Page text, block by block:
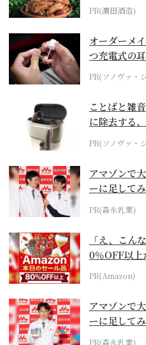
PR(濵田酒造)
オーダーメ
つ充電式の
PR(ソノヴァ・
ことばと雑
に除去する
位モデル
PR(ソノヴァ・
アマゾンで
ーに足して
PR(森永乳業)
「え、こん
0％OFF以
本気が...
PR(Amazon)
アマゾンで
ーに足して
PR(森永乳業)